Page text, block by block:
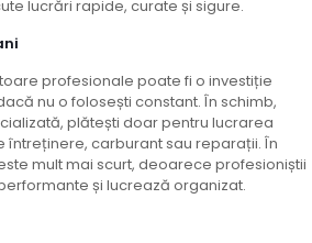
lucrări rapide, curate și sigure.
profesionale poate fi o investiție
nu o folosești constant. În schimb,
plătești doar pentru lucrarea
întreținere, carburant sau reparații. În
mult mai scurt, deoarece profesioniștii
și lucrează organizat.